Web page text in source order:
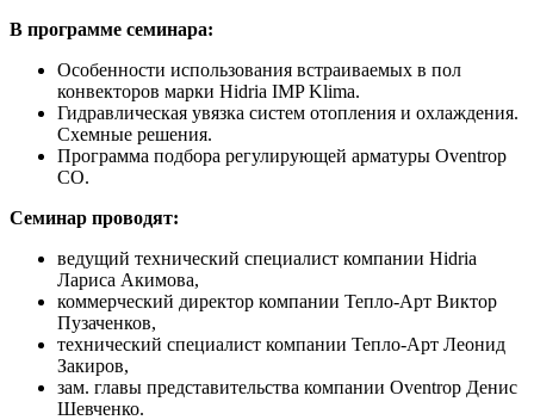
В программе семинара:
Особенности использования встраиваемых в пол
конвекторов марки Hidria IMPKlima.
Гидравлическая увязка систем отопления и охлаждения.
Схемные решения.
Программа подбора регулирующей арматуры Oventrop
CO.
Семинар проводят:
ведущий технический специалист компании Hidria
Лариса Акимова,
коммерческий директор компании Тепло-Арт Виктор
Пузаченков,
технический специалист компании Тепло-Арт Леонид
Закиров,
зам. главы представительства компании Oventrop Денис
Шевченко.